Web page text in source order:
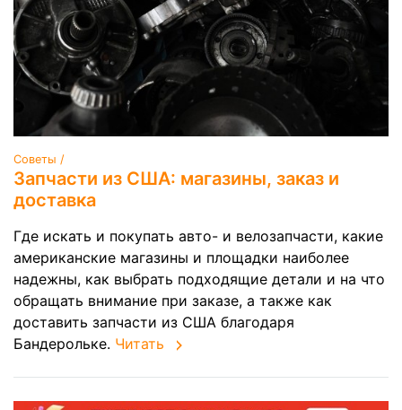
Советы /
Запчасти из США: магазины, заказ и
доставка
Где искать и покупать авто- и велозапчасти, какие
американские магазины и площадки наиболее
надежны, как выбрать подходящие детали и на что
обращать внимание при заказе, а также как
доставить запчасти из США благодаря
Бандерольке. Читать